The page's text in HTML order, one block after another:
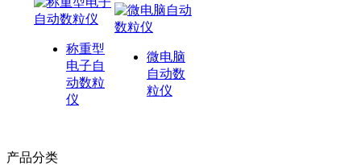
称重型
电子自
动数粒
仪
微电脑
自动数
粒仪
产品分类